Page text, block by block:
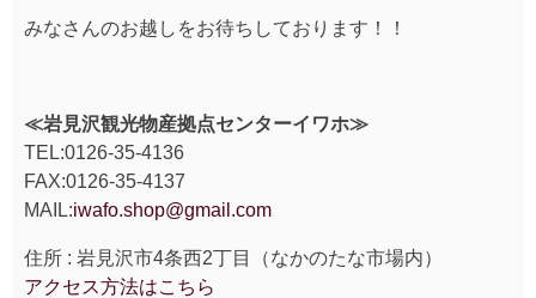
みなさんのお越しをお待ちしております！！
≪岩見沢観光物産拠点センターイワホ≫
TEL:0126-35-4136
FAX:0126-35-4137
MAIL:iwafo.shop@gmail.com
住所 : 岩見沢市4条西2丁目（なかのたな市場内）
アクセス方法はこちら